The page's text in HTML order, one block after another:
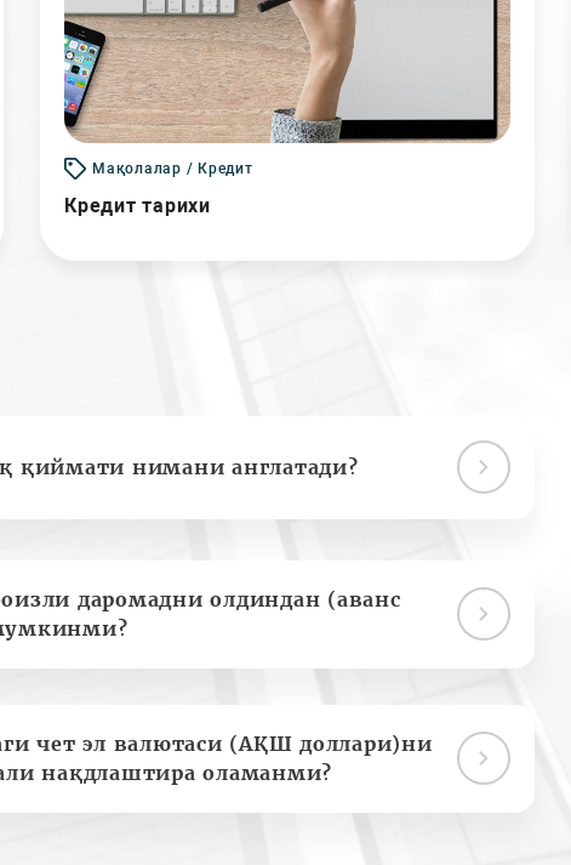
Мақолалар / Кредит
Кредит тарихи
қиймати нимани англатади?
даромадни олдиндан (аванс
чет эл валютаси (АҚШ доллари)ни
нақдлаштира оламанми?